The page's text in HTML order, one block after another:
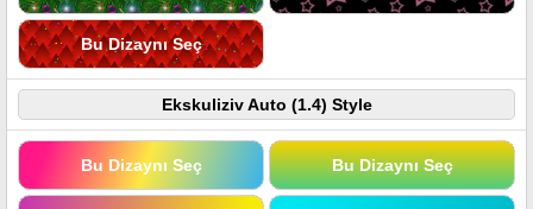
Bu Dizaynı Seç
Ekskuliziv Auto (1.4) Style
Bu Dizaynı Seç Bu Dizaynı Seç